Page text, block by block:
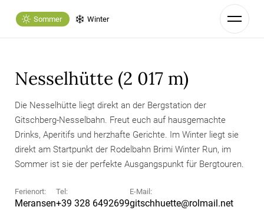
Sommer Winter
Nesselhütte (2 017 m)
Die Nesselhütte liegt direkt an der Bergstation der
Gitschberg-Nesselbahn. Freut euch auf hausgemachte
Drinks, Aperitifs und herzhafte Gerichte. Im Winter liegt sie
direkt am Startpunkt der Rodelbahn Brimi Winter Run, im
Sommer ist sie der perfekte Ausgangspunkt für Bergtouren.
Ferienort:
Meransen
Tel:
+39 328 6492699
E-Mail:
gitschhuette@rolmail.net